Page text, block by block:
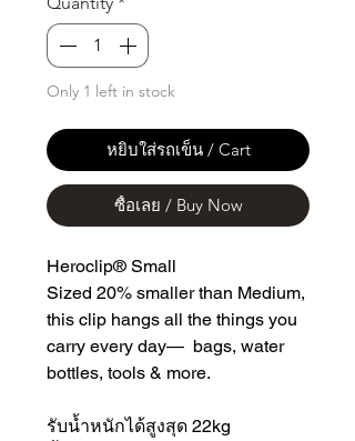
Only 1 left in stock
หยิบใส่รถเข็น / Cart
ซื้อเลย / Buy Now
Heroclip® Small
Sized 20% smaller than Medium,
this clip hangs all the things you
carry every day— bags, water
bottles, tools & more.
รับน้ำหนักได้สูงสุด 22kg